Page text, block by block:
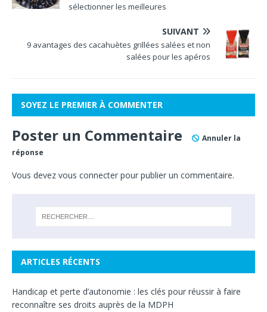
sélectionner les meilleures
SUIVANT
9 avantages des cacahuètes grillées salées et non
salées pour les apéros
SOYEZ LE PREMIER À COMMENTER
Poster un Commentaire
Annuler la
réponse
Vous devez vous connecter pour publier un commentaire.
ARTICLES RÉCENTS
Handicap et perte d’autonomie : les clés pour réussir à faire
reconnaître ses droits auprès de la MDPH